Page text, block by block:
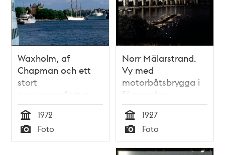
Waxholm, af
Chapman och ett
stort
passagerarfartyg
utanför
Skeppsholmen
Tid
1972
Typ
Foto
Norr Mälarstrand.
Vy med
motorbåtsbrygga i
förgrunden
Tid
1927
Typ
Foto